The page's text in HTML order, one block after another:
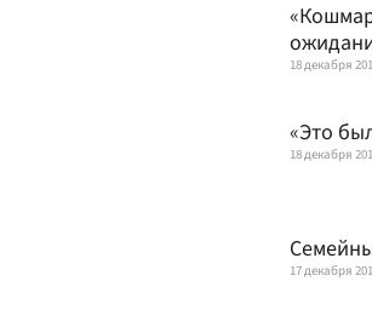
18 декабря
«Это
18 декабря
17 декабря